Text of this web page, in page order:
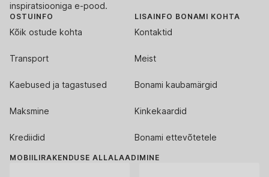
inspiratsiooniga e-pood.
OSTUINFO
Kõik ostude kohta
Transport
Kaebused ja tagastused
Maksmine
Krediidid
LISAINFO BONAMI KOHTA
Kontaktid
Meist
Bonami kaubamärgid
Kinkekaardid
Bonami ettevõtetele
MOBIILIRAKENDUSE ALLALAADIMINE